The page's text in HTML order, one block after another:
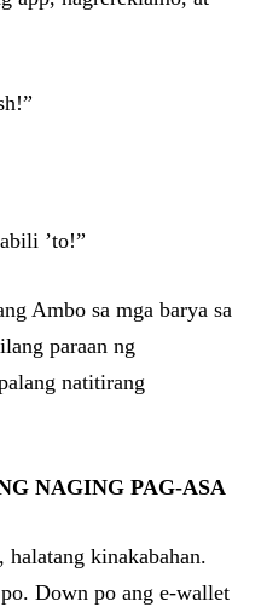
’to!”
Ambo sa mga barya sa
paraan ng
natitirang
NAGING PAG-ASA
kinakabahan.
Down po ang e-wallet